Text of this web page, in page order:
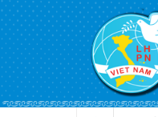
Skip to Content